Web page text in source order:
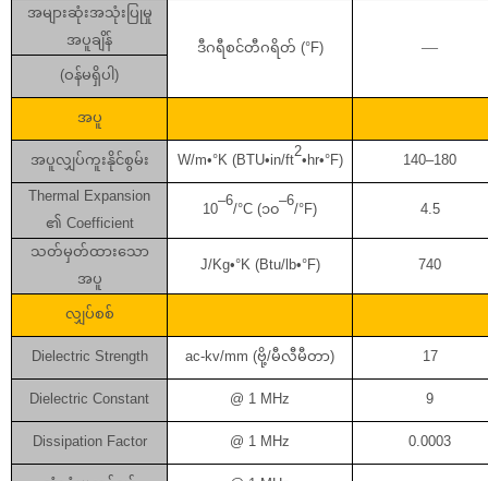
အများဆုံးအသုံးပြုမှု
အပူချိန်
ဒီဂရီစင်တီဂရိတ် (°F) —
(ဝန်မရှိပါ)
အပူ
အပူလျှပ်ကူးနိုင်စွမ်း W/m•°K (BTU•in/ft
2
•hr•°F) 140–180
Thermal Expansion
၏ Coefficient
10
–6
/°C (၁၀
–6
/°F) 4.5
သတ်မှတ်ထားသော
အပူ
J/Kg•°K (Btu/lb•°F) 740
လျှပ်စစ်
Dielectric Strength ac-kv/mm (ဗို့/မီလီမီတာ) 17
Dielectric Constant @ 1 MHz 9
Dissipation Factor @ 1 MHz 0.0003